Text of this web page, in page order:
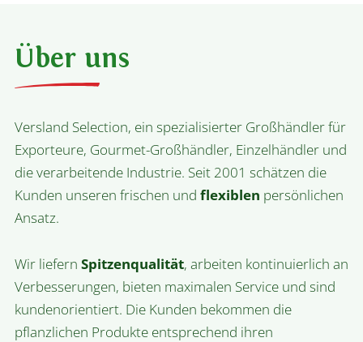
Über uns
Versland Selection, ein spezialisierter Großhändler für
Exporteure, Gourmet-Großhändler, Einzelhändler und
die verarbeitende Industrie. Seit 2001 schätzen die
Kunden unseren frischen und flexiblen persönlichen
Ansatz.
Wir liefern Spitzenqualität, arbeiten kontinuierlich an
Verbesserungen, bieten maximalen Service und sind
kundenorientiert. Die Kunden bekommen die
pflanzlichen Produkte entsprechend ihren